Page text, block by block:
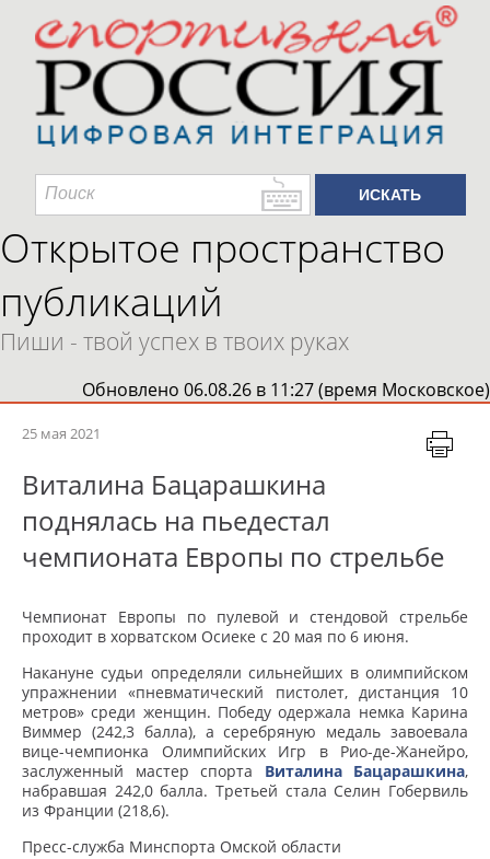
Открытое пространство
публикаций
Пиши - твой успех в твоих руках
Обновлено 06.08.26 в 11:27 (время Московское)
25 мая 2021
Виталина Бацарашкина
поднялась на пьедестал
чемпионата Европы по стрельбе
Чемпионат Европы по пулевой и стендовой стрельбе
проходит в хорватском Осиеке с 20 мая по 6 июня.
Накануне судьи определяли сильнейших в олимпийском
упражнении «пневматический пистолет, дистанция 10
метров» среди женщин. Победу одержала немка Карина
Виммер (242,3 балла), а серебряную медаль завоевала
вице-чемпионка Олимпийских Игр в Рио-де-Жанейро,
заслуженный мастер спорта Виталина Бацарашкина,
набравшая 242,0 балла. Третьей стала Селин Гобервиль
из Франции (218,6).
Пресс-служба Минспорта Омской области